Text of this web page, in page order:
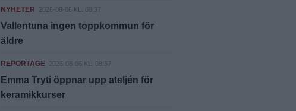
NYHETER 2026-08-06 KL. 08:37
Vallentuna ingen toppkommun för
äldre
REPORTAGE 2026-08-06 KL. 08:37
Emma Tryti öppnar upp ateljén för
keramikkurser